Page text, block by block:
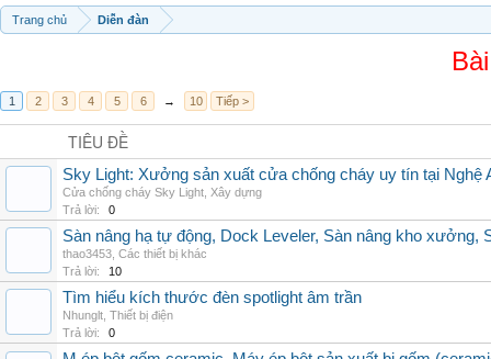
Trang chủ Diễn đàn
1 2 3 4 5 6 → 10 Tiếp >
TIÊU ĐỀ
Sky Light: Xưởng sản xuất cửa chống cháy uy tín tại Nghệ
Cửa chống cháy Sky Light Xây dựng
Trả lời:
0
Sàn nâng hạ tự động, Dock Leveler, Sàn nâng kho xưởng,
thao3453 Các thiết bị khác
Trả lời:
10
Tìm hiểu kích thước đèn spotlight âm trần
Nhunglt Thiết bị điện
Trả lời:
0